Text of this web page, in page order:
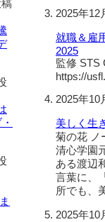
2025年12
就職＆雇
2025
監修 STS
https://
2025年10
美しく生
菊の花 ノ
清心学園
ある渡辺
言葉に、
所でも、
2025年10